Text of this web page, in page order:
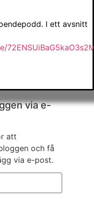
I ett avsnitt
via e-
att
och få
via e-post.